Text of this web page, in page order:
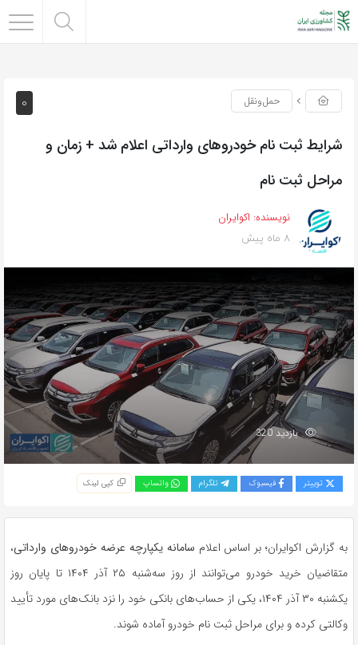
0 حمل‌و‌نقل
شرایط ثبت نام خودروهای وارداتی اعلام شد + زمان و
مراحل ثبت نام
نویسنده: اکوایران
8 ماه پیش
بازدید 320
توییتر فیسبوک تلگرام واتساپ کپی لینک
به گزارش اکوایران؛ بر اساس اعلام سامانه یکپارچه عرضه خودروهای وارداتی،
متقاضیان خرید خودرو می‌توانند از روز سه‌شنبه ۲۵ آذر ۱۴۰۴ تا پایان روز
یکشنبه ۳۰ آذر ۱۴۰۴، یکی از حساب‌های بانکی خود را نزد بانک‌های مورد تأیید
وکالتی کرده و برای مراحل ثبت نام خودرو آماده شوند.